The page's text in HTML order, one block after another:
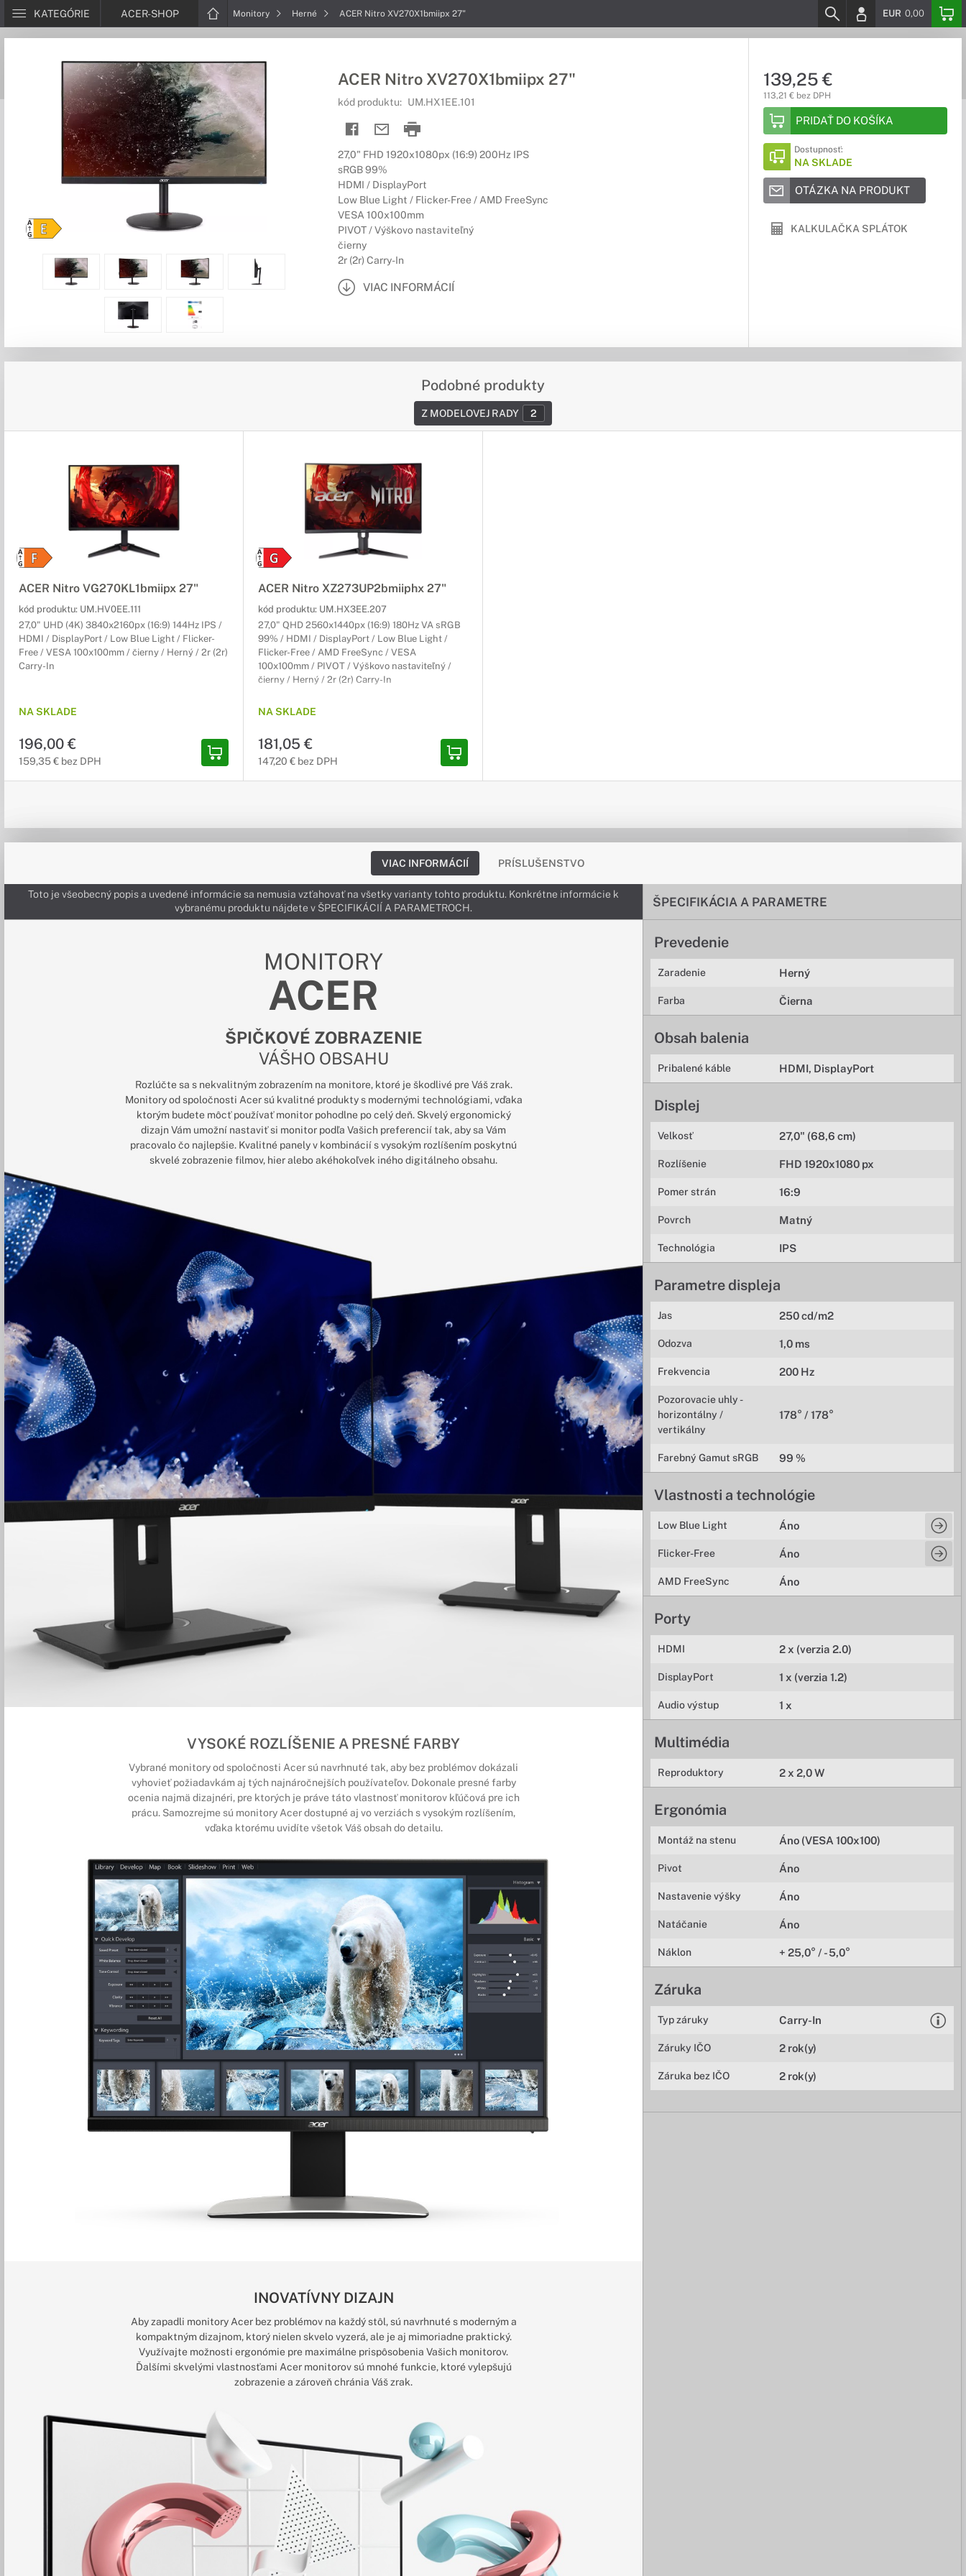
KATEGÓRIE ACER-SHOP Monitory Herné ACER Nitro XV270X1bmiipx 27" EUR 0,00
ACER Nitro XV270X1bmiipx 27"
kód produktu: UM.HX1EE.101
27,0" FHD 1920x1080px (16:9) 200Hz IPS
sRGB 99%
HDMI / DisplayPort
Low Blue Light / Flicker-Free / AMD FreeSync
VESA 100x100mm
PIVOT / Výškovo nastaviteľný
čierny
2r (2r) Carry-In
VIAC INFORMÁCIÍ
139,25 €
113,21 € bez DPH
PRIDAŤ DO KOŠÍKA
Dostupnosť:
NA SKLADE
OTÁZKA NA PRODUKT
KALKULAČKA SPLÁTOK
Podobné produkty
Z MODELOVEJ RADY 2
ACER Nitro VG270KL1bmiipx 27"
kód produktu: UM.HV0EE.111
27,0" UHD (4K) 3840x2160px (16:9) 144Hz IPS /
HDMI / DisplayPort / Low Blue Light / Flicker-
Free / VESA 100x100mm / čierny / Herný / 2r (2r)
Carry-In
NA SKLADE
196,00 €
159,35 € bez DPH
ACER Nitro XZ273UP2bmiiphx 27"
kód produktu: UM.HX3EE.207
27,0" QHD 2560x1440px (16:9) 180Hz VA sRGB
99% / HDMI / DisplayPort / Low Blue Light /
Flicker-Free / AMD FreeSync / VESA
100x100mm / PIVOT / Výškovo nastaviteľný /
čierny / Herný / 2r (2r) Carry-In
NA SKLADE
181,05 €
147,20 € bez DPH
VIAC INFORMÁCIÍ PRÍSLUŠENSTVO
ŠPECIFIKÁCIA A PARAMETRE
Prevedenie
Zaradenie Herný
Farba Čierna
Obsah balenia
Pribalené káble HDMI, DisplayPort
Displej
Velkosť 27,0" (68,6 cm)
Rozlíšenie FHD 1920x1080 px
Pomer strán 16:9
Povrch Matný
Technológia IPS
Parametre displeja
Jas 250 cd/m2
Odozva 1,0 ms
Frekvencia 200 Hz
Pozorovacie uhly -
horizontálny /
vertikálny
178° / 178°
Farebný Gamut sRGB 99 %
Vlastnosti a technológie
Low Blue Light Áno
Flicker-Free Áno
AMD FreeSync Áno
Porty
HDMI 2 x (verzia 2.0)
DisplayPort 1 x (verzia 1.2)
Audio výstup 1 x
Multimédia
Reproduktory 2 x 2,0 W
Ergonómia
Montáž na stenu Áno (VESA 100x100)
Pivot Áno
Nastavenie výšky Áno
Natáčanie Áno
Náklon + 25,0° / - 5,0°
Záruka
Typ záruky Carry-In
Záruky IČO 2 rok(y)
Záruka bez IČO 2 rok(y)
Toto je všeobecný popis a uvedené informácie sa nemusia vzťahovať na všetky varianty tohto produktu. Konkrétne informácie k
vybranému produktu nájdete v ŠPECIFIKÁCIÍ A PARAMETROCH.
MONITORY
ACER
ŠPIČKOVÉ ZOBRAZENIE
VÁŠHO OBSAHU
Rozlúčte sa s nekvalitným zobrazením na monitore, ktoré je škodlivé pre Váš zrak.
Monitory od spoločnosti Acer sú kvalitné produkty s modernými technológiami, vďaka
ktorým budete môcť používať monitor pohodlne po celý deň. Skvelý ergonomický
dizajn Vám umožní nastaviť si monitor podľa Vašich preferencií tak, aby sa Vám
pracovalo čo najlepšie. Kvalitné panely v kombinácií s vysokým rozlíšením poskytnú
skvelé zobrazenie filmov, hier alebo akéhokoľvek iného digitálneho obsahu.
VYSOKÉ ROZLÍŠENIE A PRESNÉ FARBY
Vybrané monitory od spoločnosti Acer sú navrhnuté tak, aby bez problémov dokázali
vyhovieť požiadavkám aj tých najnáročnejších používateľov. Dokonale presné farby
ocenia najmä dizajnéri, pre ktorých je práve táto vlastnosť monitorov kľúčová pre ich
prácu. Samozrejme sú monitory Acer dostupné aj vo verziách s vysokým rozlíšením,
vďaka ktorému uvidíte všetok Váš obsah do detailu.
INOVATÍVNY DIZAJN
Aby zapadli monitory Acer bez problémov na každý stôl, sú navrhnuté s moderným a
kompaktným dizajnom, ktorý nielen skvelo vyzerá, ale je aj mimoriadne praktický.
Využívajte možnosti ergonómie pre maximálne prispôsobenia Vašich monitorov.
Ďalšími skvelými vlastnosťami Acer monitorov sú mnohé funkcie, ktoré vylepšujú
zobrazenie a zároveň chránia Váš zrak.